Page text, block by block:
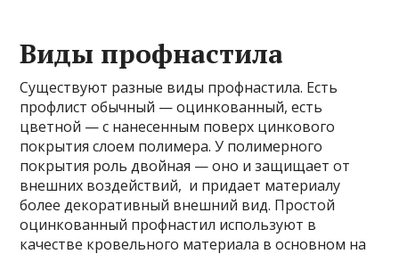
Виды профнастила
Существуют разные виды профнастила. Есть
профлист обычный — оцинкованный, есть
цветной — с нанесенным поверх цинкового
покрытия слоем полимера. У полимерного
покрытия роль двойная — оно и защищает от
внешних воздействий, и придает материалу
более декоративный внешний вид. Простой
оцинкованный профнастил используют в
качестве кровельного материала в основном на